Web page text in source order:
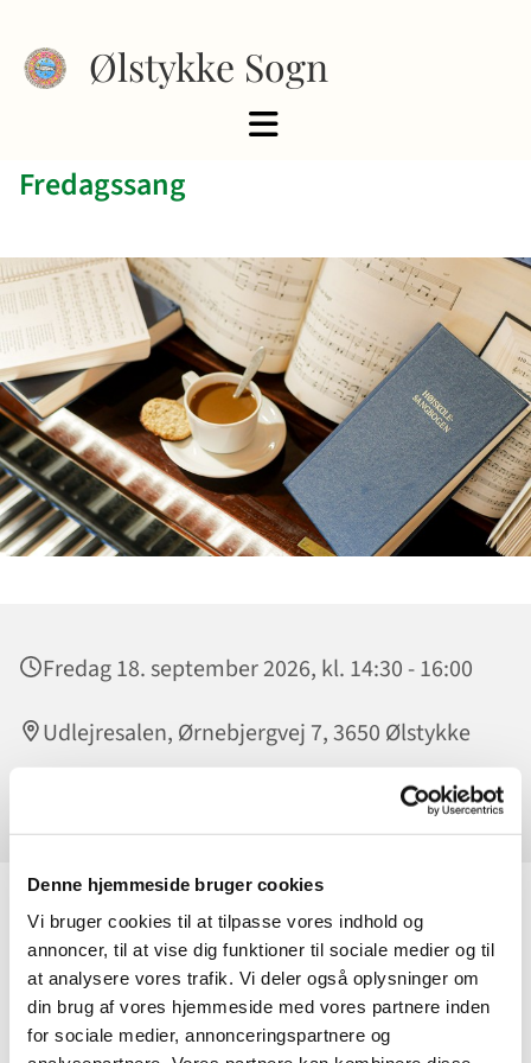
Denne hjemmeside bruger cookies
Vi bruger cookies til at tilpasse vores indhold og
annoncer, til at vise dig funktioner til sociale medier og til
at analysere vores trafik. Vi deler også oplysninger om
din brug af vores hjemmeside med vores partnere inden
for sociale medier, annonceringspartnere og
Ølstykke Sogn
Fredagssang
Fredag 18. september 2026, kl. 14:30 - 16:00
Udlejresalen, Ørnebjergvej 7, 3650 Ølstykke
Slip sangstemmen løs - uanset om du synger som en lærke
eller ej! Hver fredag i Udlejresalen kl. 14.30 får vi loftet til at
lette med god musik.
Vi synger fædrelandssange, revyviser, evergreens oa. Sverre
Larsen spiller på flyglet. Vi synger fra Højskolesangbogen